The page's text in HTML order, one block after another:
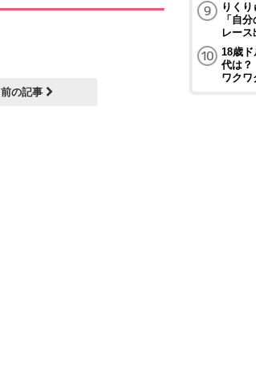
前の記事
りく
「自
レース
18歳
代は
ワクワ